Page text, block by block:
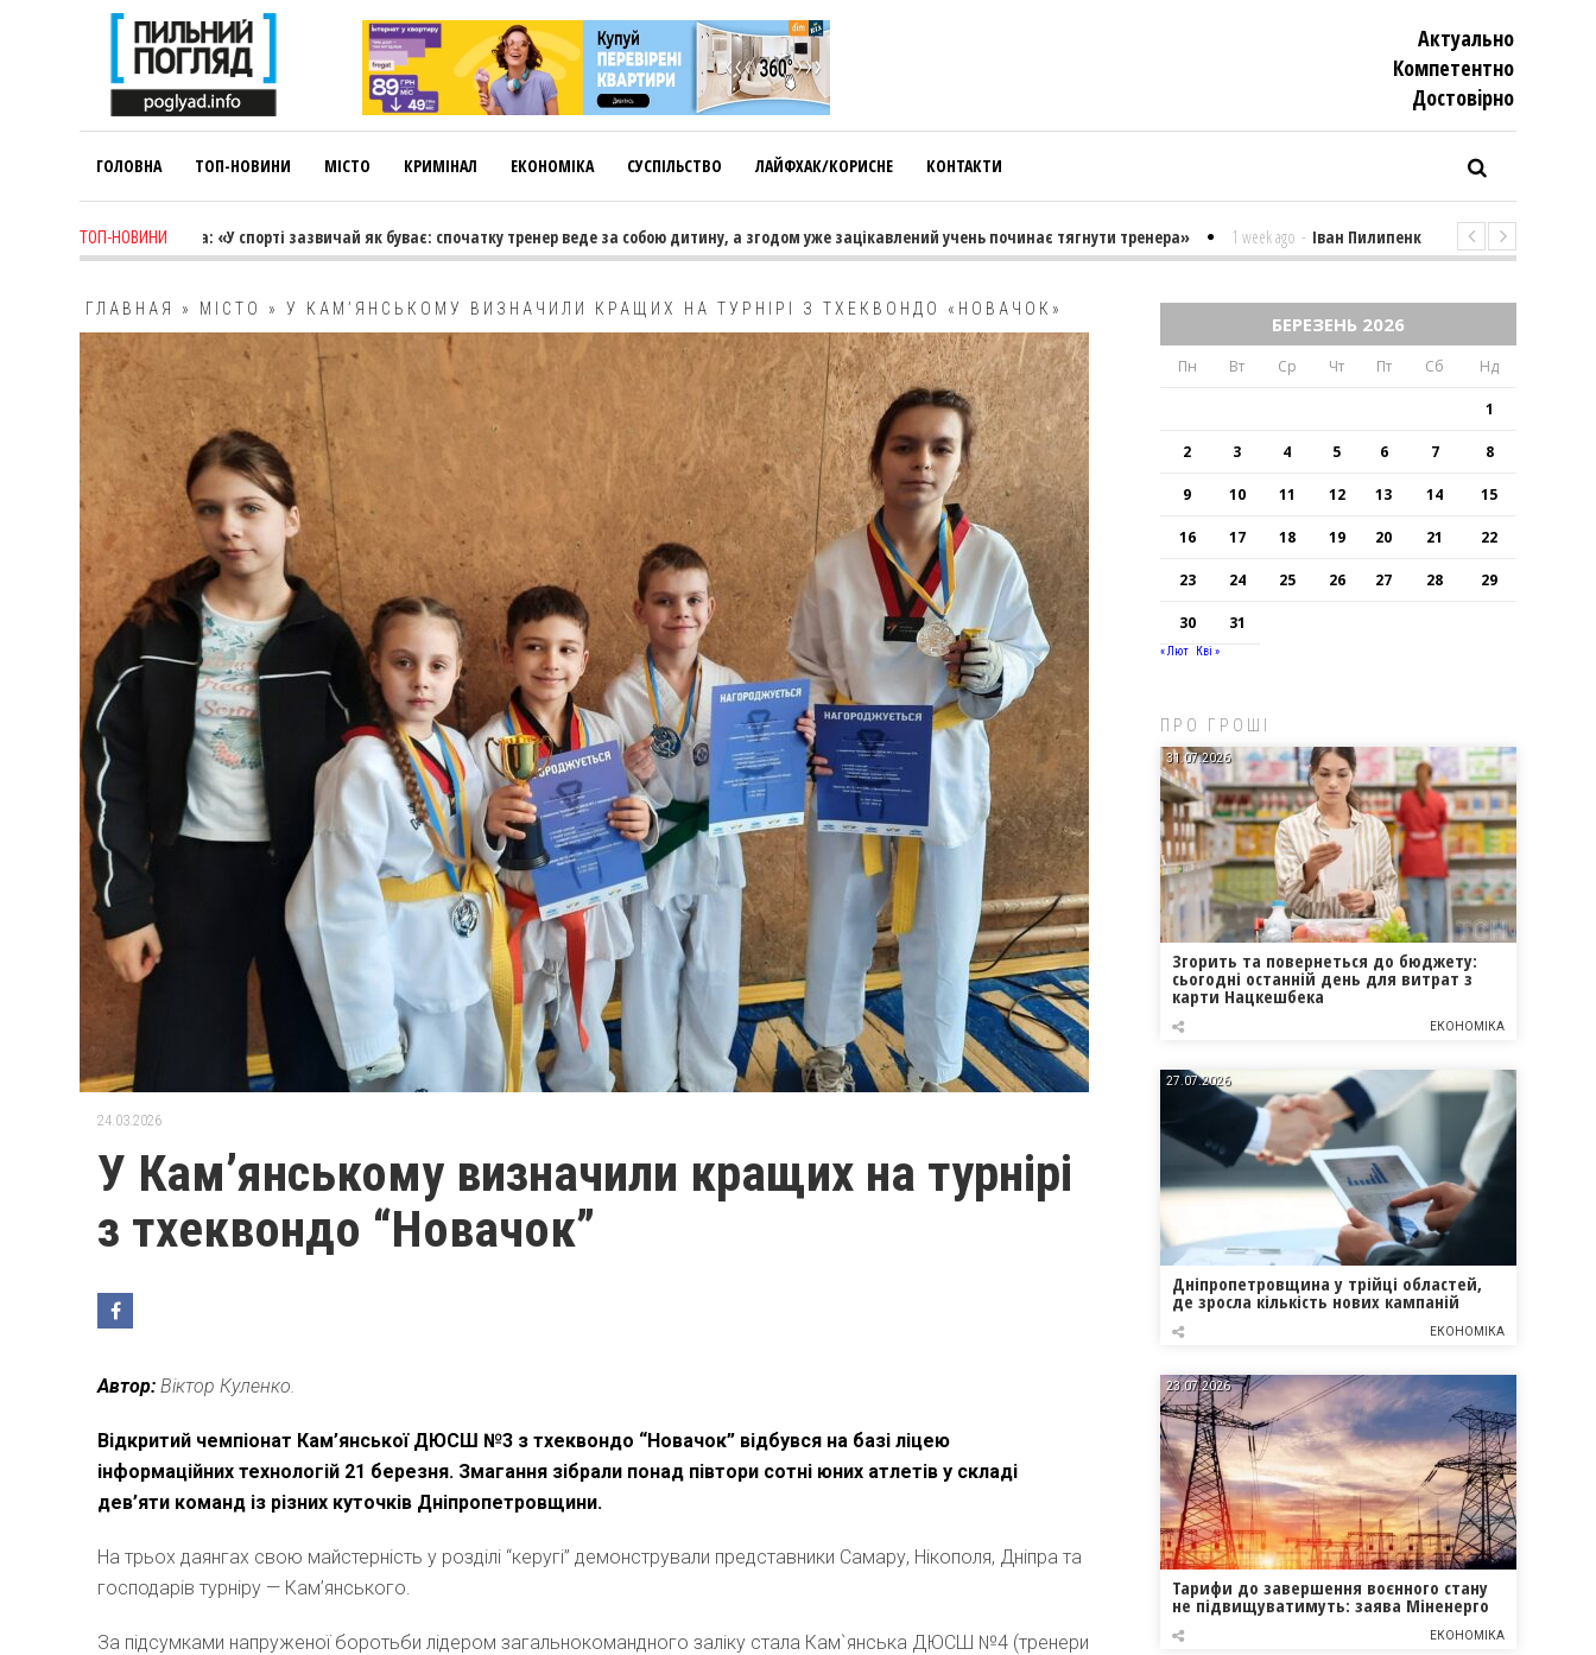
Актуально
Компетентно
Достовiрно
ГОЛОВНА ТОП-НОВИНИ МІСТО КРИМІНАЛ ЕКОНОМІКА СУСПІЛЬСТВО ЛАЙФХАК/КОРИСНЕ КОНТАКТИ
ТОП-НОВИНИ
Коновалова: «У спорті зазвичай як буває: спочатку тренер веде за собою дитину, а згодом уже зацікавлений учень починає тягнути тренера» 1 week ago Іван Пилипенко «Найважчими є суто
ГЛАВНАЯ » МІСТО » У КАМ’ЯНСЬКОМУ ВИЗНАЧИЛИ КРАЩИХ НА ТУРНІРІ З ТХЕКВОНДО «НОВАЧОК»
24.03.2026
У Кам’янському визначили кращих на турнірі
з тхеквондо “Новачок”
Автор: Віктор Куленко.
Відкритий чемпіонат Кам’янської ДЮСШ №3 з тхеквондо “Новачок” відбувся на базі ліцею
інформаційних технологій 21 березня. Змагання зібрали понад півтори сотні юних атлетів у складі
дев’яти команд із різних куточків Дніпропетровщини.
На трьох даянгах свою майстерність у розділі “керугі” демонстрували представники Самару, Нікополя, Дніпра та
господарів турніру — Кам’янського.
За підсумками напруженої боротьби лідером загальнокомандного заліку стала Кам`янська ДЮСШ №4 (тренери
БЕРЕЗЕНЬ 2026
Пн Вт Ср Чт Пт Сб Нд
1
2 3 4 5 6 7 8
9 10 11 12 13 14 15
16 17 18 19 20 21 22
23 24 25 26 27 28 29
30 31
« Лют Кві »
ПРО ГРОШІ
31.07.2026
Згорить та повернеться до бюджету:
сьогодні останній день для витрат з
карти Нацкешбека
ЕКОНОМІКА
27.07.2026
Дніпропетровщина у трійці областей,
де зросла кількість нових кампаній
ЕКОНОМІКА
23.07.2026
Тарифи до завершення воєнного стану
не підвищуватимуть: заява Міненерго
ЕКОНОМІКА